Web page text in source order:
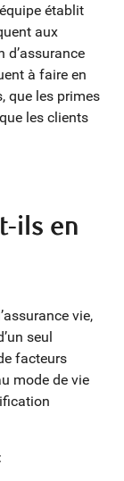
établit
aux
d’assurance
à faire en
que les primes
les clients
ils en
vie,
seul
facteurs
mode de vie